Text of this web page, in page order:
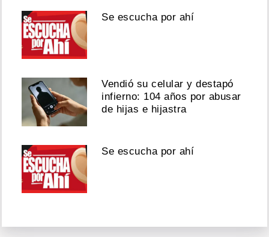
Se escucha por ahí
Vendió su celular y destapó
infierno: 104 años por abusar
de hijas e hijastra
Se escucha por ahí